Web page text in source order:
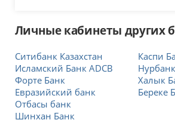
Личные кабинеты других
Ситибанк Казахстан
Исламский Банк ADCB
Форте Банк
Евразийский банк
Отбасы банк
Шинхан Банк
Каспи
Нурбанк
Халык
Береке